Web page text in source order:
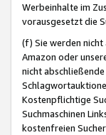
Werbeinhalte im
vorausgesetzt die
(f) Sie werden
Amazon oder
nicht
Kostenpflichtige
Suchmaschinen
kostenfreien